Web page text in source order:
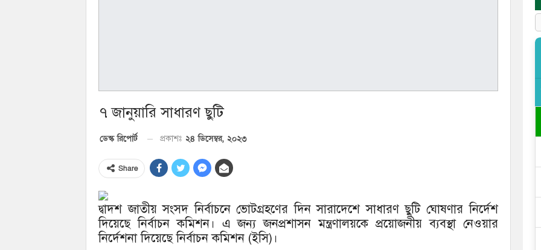
৭ জানুয়ারি সাধারণ ছুটি
ডেস্ক রিপোর্ট প্রকাশঃ ২৪ ডিসেম্বর, ২০২৩
Share
দ্বাদশ জাতীয় সংসদ নির্বাচনে ভোটগ্রহণের দিন সারাদেশে সাধারণ ছুটি ঘোষণার নির্দেশ
দিয়েছে নির্বাচন কমিশন। এ জন্য জনপ্রশাসন মন্ত্রণালয়কে প্রয়োজনীয় ব্যবস্থা নেওয়ার
নির্দেশনা দিয়েছে নির্বাচন কমিশন (ইসি)।